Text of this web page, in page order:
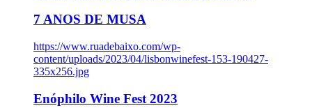
7 ANOS DE MUSA
https://www.ruadebaixo.com/wp-
content/uploads/2023/04/lisbonwinefest-153-190427-
335x256.jpg
Enóphilo Wine Fest 2023